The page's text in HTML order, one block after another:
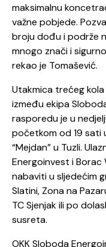
maksimalnu
važne pobjede.
broju dođu i podrže
mnogo znači i
rekao je Tomašević.
Utakmica trećeg
između ekipa
rasporedu je u
početkom od 19 sati
“Mejdan” u Tuzli.
Energoinvest i Borac
nabaviti u sljedećim
Slatini, Zona na
TC Sjenjak ili po
susreta.
OKK Sloboda